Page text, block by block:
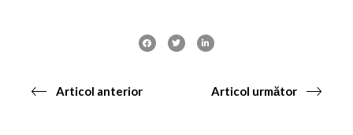
Articol anterior Articol următor